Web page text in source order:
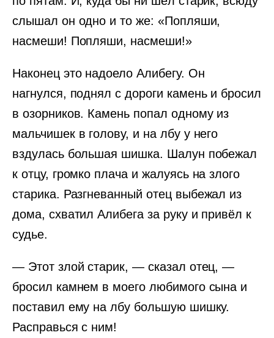
слышал он одно и то же: «Попляши,
насмеши! Попляши, насмеши!»
Наконец это надоело Алибегу. Он
нагнулся, поднял с дороги камень и бросил
в озорников. Камень попал одному из
мальчишек в голову, и на лбу у него
вздулась большая шишка. Шалун побежал
к отцу, громко плача и жалуясь на злого
старика. Разгневанный отец выбежал из
дома, схватил Алибега за руку и привёл к
судье.
— Этот злой старик, — сказал отец, —
бросил камнем в моего любимого сына и
поставил ему на лбу большую шишку.
Расправься с ним!